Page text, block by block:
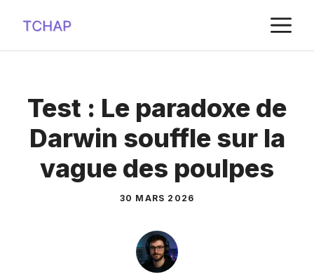
contenu
Test : Le paradoxe de
Darwin souffle sur la
vague des poulpes
30 MARS 2026